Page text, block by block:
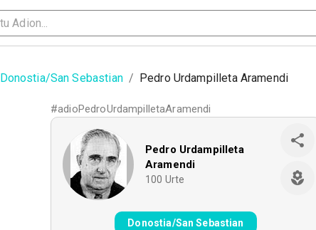
Donostia/San Sebastian / Pedro Urdampilleta Aramendi
#adioPedroUrdampilletaAramendi
Pedro Urdampilleta
Aramendi
100 Urte
Donostia/San Sebastian